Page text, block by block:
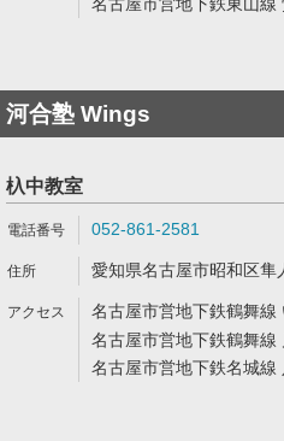
河合塾 Wings
杁中教室
052-861-2581
愛知県名古屋市昭和区
名古屋市営地下鉄鶴舞
名古屋市営地下鉄鶴舞
名古屋市営地下鉄名城